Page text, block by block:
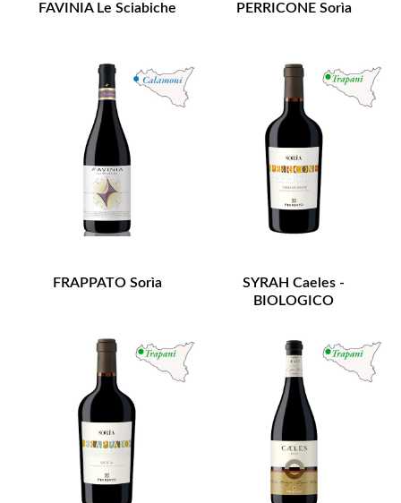
FAVINIA Le Sciabiche PERRICONE Sorìa
FRAPPATO Sorìa
SYRAH Caeles -
BIOLOGICO